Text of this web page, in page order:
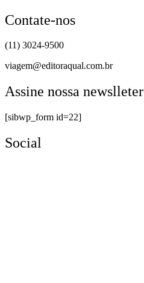
Contate-nos
(11) 3024-9500
viagem@editoraqual.com.br
Assine nossa newslleter
[sibwp_form id=22]
Social